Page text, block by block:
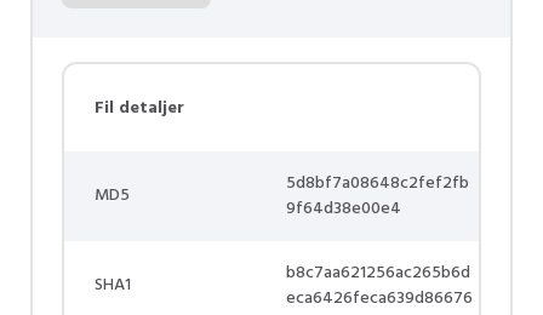
Fil detaljer
MD5
5d8bf7a08648c2fef2fb
9f64d38e00e4
SHA1
b8c7aa621256ac265b6d
eca6426feca639d86676